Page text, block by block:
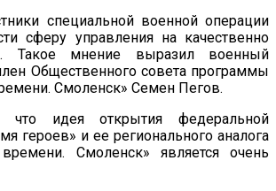
специальной военной операции
сферу управления на качественно
Такое мнение выразил военный
Общественного совета программы
Смоленск» Семен Пегов.
что идея открытия федеральной
героев» и ее регионального аналога
Смоленск» является очень